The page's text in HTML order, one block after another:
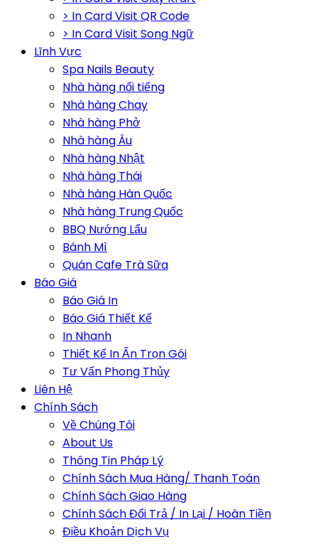
> In Card Visit QR Code
> In Card Visit Song Ngữ
Lĩnh Vực
Spa Nails Beauty
Nhà hàng nổi tiếng
Nhà hàng Chay
Nhà hàng Phở
Nhà hàng Âu
Nhà hàng Nhật
Nhà hàng Thái
Nhà hàng Hàn Quốc
Nhà hàng Trung Quốc
BBQ Nướng Lẩu
Bánh Mì
Quán Cafe Trà Sữa
Báo Giá
Báo Giá In
Báo Giá Thiết Kế
In Nhanh
Thiết Kế In Ấn Trọn Gói
Tư Vấn Phong Thủy
Liên Hệ
Chính Sách
Về Chúng Tôi
About Us
Thông Tin Pháp Lý
Chính Sách Mua Hàng/ Thanh Toán
Chính Sách Giao Hàng
Chính Sách Đổi Trả / In Lại / Hoàn Tiền
Điều Khoản Dịch Vụ